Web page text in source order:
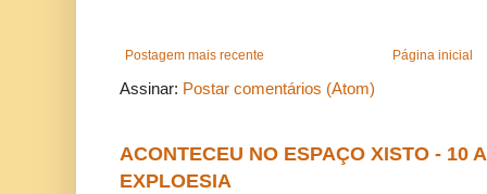
Postagem mais recente Página inicial
Assinar: Postar comentários (Atom)
ACONTECEU NO ESPAÇO XISTO - 10
EXPLOESIA